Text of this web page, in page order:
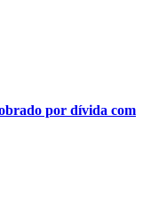
por dívida com